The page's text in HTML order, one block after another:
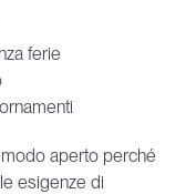
ferie
aperto perché
esigenze di